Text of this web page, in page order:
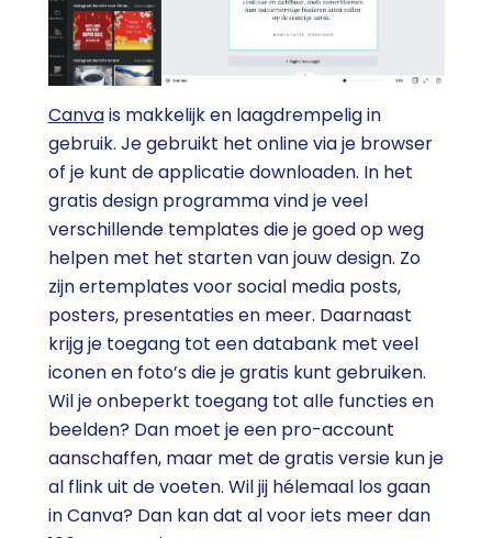
Canvais makkelijk en laagdrempelig in
gebruik. Je gebruikt het online via je browser
of je kunt de applicatie downloaden. In het
gratis design programma vind je veel
verschillende templates die je goed op weg
helpen met het starten van jouw design. Zo
zijn ertemplates voor social media posts,
posters, presentaties en meer. Daarnaast
krijg je toegang tot een databank met veel
iconen en foto’s die je gratis kunt gebruiken.
Wil je onbeperkt toegang tot alle functies en
beelden? Dan moet je een pro-account
aanschaffen, maar met de gratis versie kun je
al flink uit de voeten. Wil jij hélemaal los gaan
in Canva? Dan kan dat al voor iets meer dan